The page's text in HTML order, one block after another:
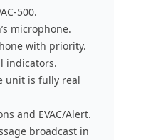
500.
microphone.
with priority.
indicators.
unit is fully real
and EVAC/Alert.
broadcast in